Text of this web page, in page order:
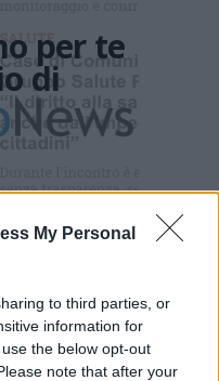
My Personal
to third parties, or
information for
the below opt-out
note that after your
per te
di
alla
questo